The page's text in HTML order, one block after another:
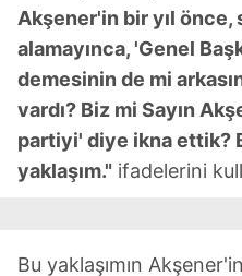
Akşener'in bir yıl
alamayınca, 'Genel
demesinin de mi
vardı? Biz mi Sayın
partiyi' diye ikna ettik?
yaklaşım." ifadelerini
Bu yaklaşımın